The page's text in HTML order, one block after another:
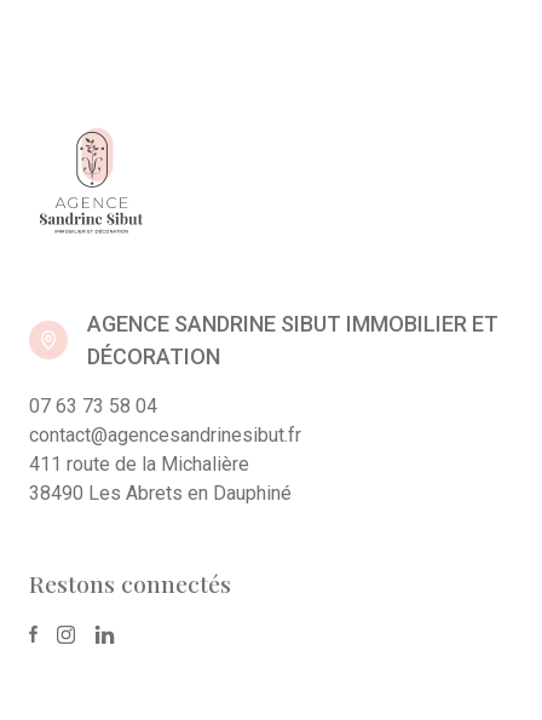
AGENCE SANDRINE SIBUT IMMOBILIER ET
DÉCORATION
07 63 73 58 04
contact@agencesandrinesibut.fr
411 route de la Michalière
38490 Les Abrets en Dauphiné
Restons connectés